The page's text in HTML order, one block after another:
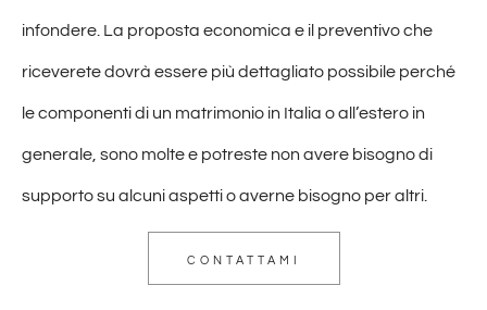
infondere. La proposta economica e il preventivo che
riceverete dovrà essere più dettagliato possibile perché
le componenti di un matrimonio in Italia o all’estero in
generale, sono molte e potreste non avere bisogno di
supporto su alcuni aspetti o averne bisogno per altri.
CONTATTAMI